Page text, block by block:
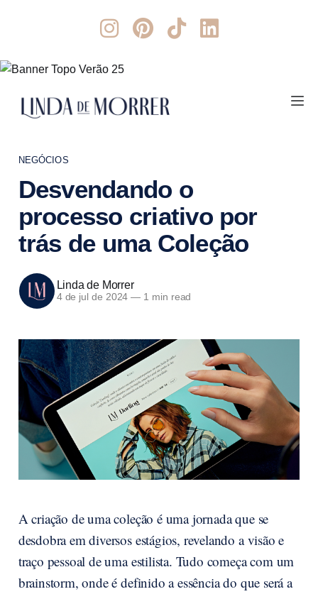
NEGÓCIOS
Desvendando o
processo criativo por
trás de uma Coleção
Linda de Morrer
4 de jul de 2024 — 1 min read
A criação de uma coleção é uma jornada que se
desdobra em diversos estágios, revelando a visão e
traço pessoal de uma estilista. Tudo começa com um
brainstorm, onde é definido a essência do que será a